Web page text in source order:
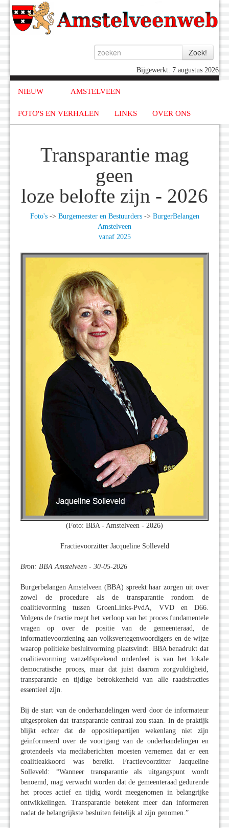
Bijgewerkt: 7 augustus 2026
NIEUW AMSTELVEEN
FOTO'S EN VERHALEN LINKS OVER ONS
Transparantie mag
geen
loze belofte zijn - 2026
Foto's-> Burgemeester en Bestuurders-> BurgerBelangen
Amstelveen
vanaf 2025
(Foto: BBA - Amstelveen - 2026)
Fractievoorzitter Jacqueline Solleveld
Bron: BBA Amstelveen - 30-05-2026
Burgerbelangen Amstelveen (BBA) spreekt haar zorgen uit over
zowel de procedure als de transparantie rondom de
coalitievorming tussen GroenLinks-PvdA, VVD en D66.
Volgens de fractie roept het verloop van het proces fundamentele
vragen op over de positie van de gemeenteraad, de
informatievoorziening aan volksvertegenwoordigers en de wijze
waarop politieke besluitvorming plaatsvindt. BBA benadrukt dat
coalitievorming vanzelfsprekend onderdeel is van het lokale
democratische proces, maar dat juist daarom zorgvuldigheid,
transparantie en tijdige betrokkenheid van alle raadsfracties
essentieel zijn.
Bij de start van de onderhandelingen werd door de informateur
uitgesproken dat transparantie centraal zou staan. In de praktijk
blijkt echter dat de oppositiepartijen wekenlang niet zijn
geïnformeerd over de voortgang van de onderhandelingen en
grotendeels via mediaberichten moesten vernemen dat er een
coalitieakkoord was bereikt. Fractievoorzitter Jacqueline
Solleveld: “Wanneer transparantie als uitgangspunt wordt
benoemd, mag verwacht worden dat de gemeenteraad gedurende
het proces actief en tijdig wordt meegenomen in belangrijke
ontwikkelingen. Transparantie betekent meer dan informeren
nadat de belangrijkste besluiten feitelijk al zijn genomen.”